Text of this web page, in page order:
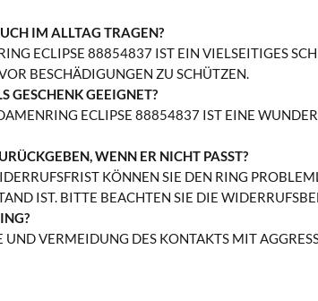
IM ALLTAG TRAGEN?
ECLIPSE 88854837 IST EIN VIELSEITIGES
BESCHÄDIGUNGEN ZU SCHÜTZEN.
GESCHENK GEEIGNET?
ECLIPSE 88854837 IST EINE
WENN ER NICHT PASST?
KÖNNEN SIE DEN RING
IST. BITTE BEACHTEN SIE DIE
UND VERMEIDUNG DES KONTAKTS MIT